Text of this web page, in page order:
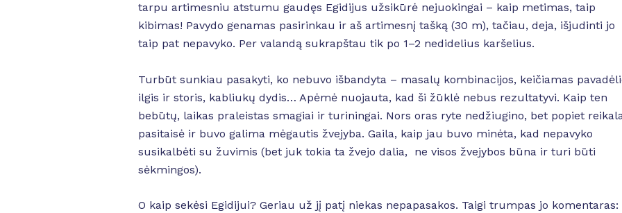
tarpu artimesniu atstumu gaudęs Egidijus užsikūrė nejuokingai – kaip metimas, taip
kibimas! Pavydo genamas pasirinkau ir aš artimesnį tašką (30 m), tačiau, deja, išjudinti jo
taip pat nepavyko. Per valandą sukrapštau tik po 1–2 nedidelius karšelius.
Turbūt sunkiau pasakyti, ko nebuvo išbandyta – masalų kombinacijos, keičiamas
ilgis ir storis, kabliukų dydis… Apėmė nuojauta, kad ši žūklė nebus rezultatyvi. Kaip ten
bebūtų, laikas praleistas smagiai ir turiningai. Nors oras ryte nedžiugino, bet popiet
pasitaisė ir buvo galima mėgautis žvejyba. Gaila, kaip jau buvo minėta, kad nepavyko
susikalbėti su žuvimis (bet juk tokia ta žvejo dalia, ne visos žvejybos būna ir turi būti
sėkmingos).
O kaip sekėsi Egidijui? Geriau už jį patį niekas nepapasakos. Taigi trumpas jo komentaras: